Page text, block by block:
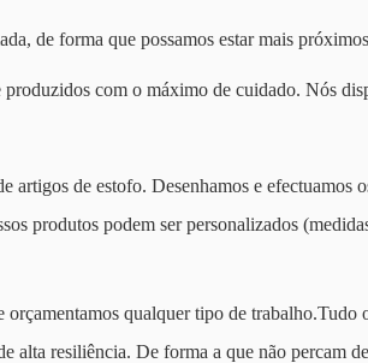
de forma que possamos estar mais
produzidos com o máximo de cuidado. Nós
artigos de estofo. Desenhamos e efectuamos
produtos podem ser personalizados
orçamentamos qualquer tipo de trabalho.Tudo
alta resiliência. De forma a que não percam